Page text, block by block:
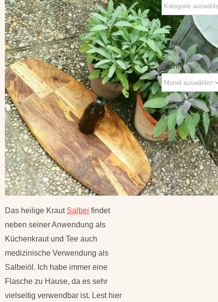
Das heilige Kraut Salbei findet
neben seiner Anwendung als
Küchenkraut und Tee auch
medizinische Verwendung als
Salbeiöl. Ich habe immer eine
Flasche zu Hause, da es sehr
vielseitig verwendbar ist. Lest hier
Archiv
Archiv